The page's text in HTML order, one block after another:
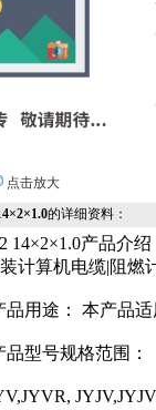
点击放大
的详细资料：
14×2×1.0产品介
计算机电缆|阻
品用途： 本产品
型号规格范围：